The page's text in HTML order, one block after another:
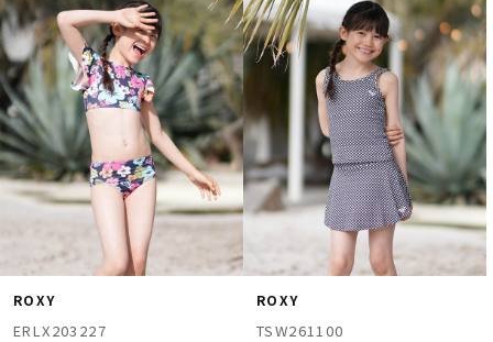
ROXY
ERLX203227
ROXY
TSW261100